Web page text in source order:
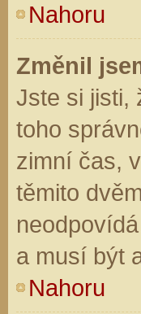
Nahoru
Změnil
Jste si jisti,
toho
zimní čas,
těmito
a musí být
Nahoru